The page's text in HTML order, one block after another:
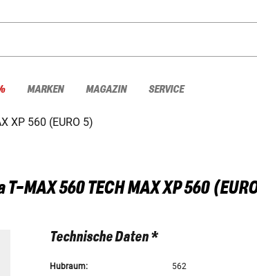
MARKEN MAGAZIN SERVICE
XP 560 (EURO 5)
T-MAX 560 TECH MAX XP 560
Technische Daten *
Hubraum: 562